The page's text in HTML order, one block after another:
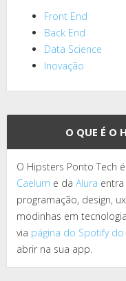
Front End
Back End
Data Science
Inovação
O QUE É O
O Hipsters Ponto Tech
Caelum e da Alura
programação, design,
modinhas em
via página do Spotify
abrir na sua app.